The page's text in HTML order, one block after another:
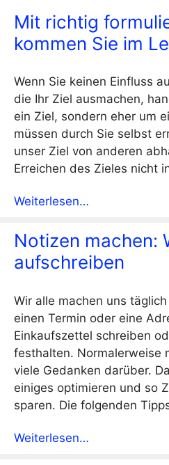
Mit richtig
kommen Sie im
Wenn Sie keinen Einfluss
die Ihr Ziel ausmachen,
ein Ziel, sondern eher um
müssen durch Sie selbst
unser Ziel von anderen
Erreichen des Zieles nicht
Weiterlesen…
Notizen machen:
aufschreiben
Wir alle machen uns
einen Termin oder eine
Einkaufszettel schreiben
festhalten. Normalerweise
viele Gedanken darüber.
einiges optimieren und so
sparen. Die folgenden
Weiterlesen…